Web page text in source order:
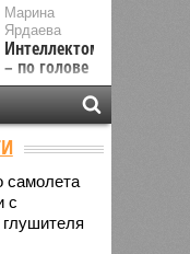
Марина
Ярдаева
Интеллектом
– по голове
самолета
с